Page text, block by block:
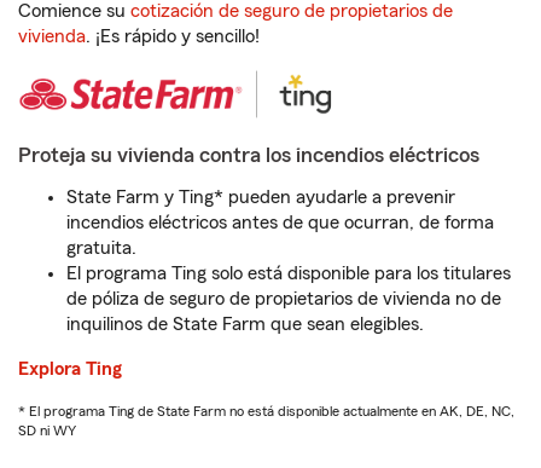
Comience su cotización de seguro de propietarios de
vivienda. ¡Es rápido y sencillo!
Proteja su vivienda contra los incendios eléctricos
State Farm y Ting* pueden ayudarle a prevenir
incendios eléctricos antes de que ocurran, de forma
gratuita.
El programa Ting solo está disponible para los titulares
de póliza de seguro de propietarios de vivienda no de
inquilinos de State Farm que sean elegibles.
Explora Ting
* El programa Ting de State Farm no está disponible actualmente en AK, DE, NC,
SD ni WY